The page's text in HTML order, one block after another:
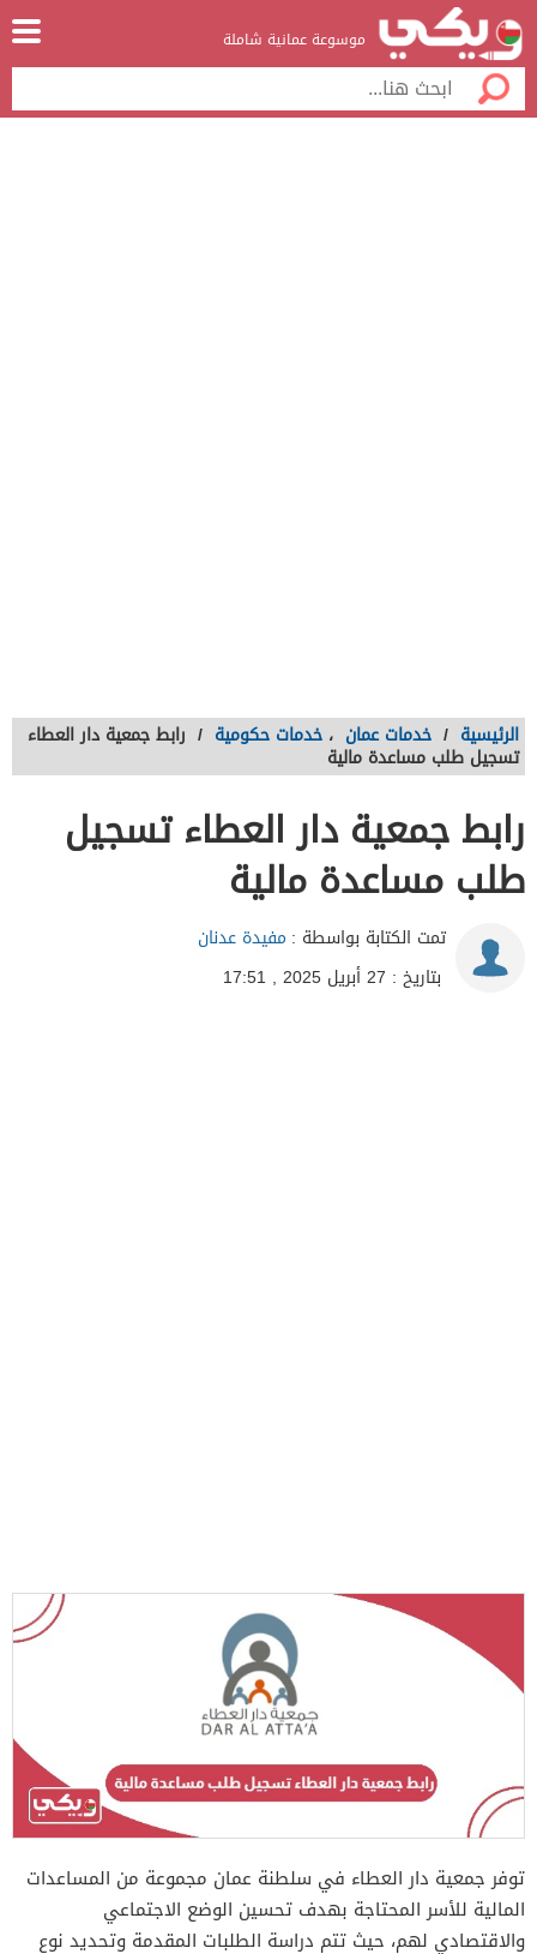
موسوعة عمانية شاملة
الرئيسية / خدمات عمان ، خدمات حكومية / رابط جمعية دار العطاء
تسجيل طلب مساعدة مالية
رابط جمعية دار العطاء تسجيل
طلب مساعدة مالية
تمت الكتابة بواسطة : مفيدة عدنان
بتاريخ : 27 أبريل 2025 , 17:51
توفر جمعية دار العطاء في سلطنة عمان مجموعة من المساعدات
المالية للأسر المحتاجة بهدف تحسين الوضع الاجتماعي
والاقتصادي لهم، حيث تتم دراسة الطلبات المقدمة وتحديد نوع